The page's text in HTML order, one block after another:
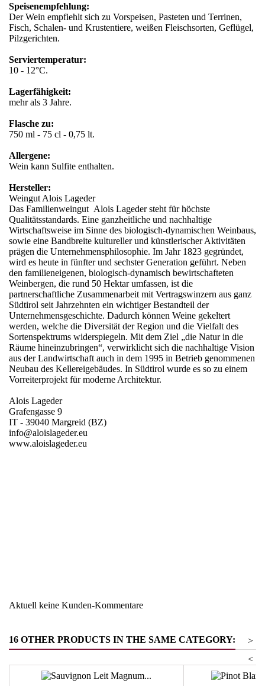
Speisenempfehlung:
Der Wein empfiehlt sich zu Vorspeisen, Pasteten und Terrinen,
Fisch, Schalen- und Krustentiere, weißen Fleischsorten, Geflügel,
Pilzgerichten.
Serviertemperatur:
10 - 12°C.
Lagerfähigkeit:
mehr als 3 Jahre.
Flasche zu:
750 ml - 75 cl - 0,75 lt.
Allergene:
Wein kann Sulfite enthalten.
Hersteller:
Weingut Alois Lageder
Das Familienweingut Alois Lageder steht für höchste
Qualitätsstandards. Eine ganzheitliche und nachhaltige
Wirtschaftsweise im Sinne des biologisch-dynamischen Weinbaus,
sowie eine Bandbreite kultureller und künstlerischer Aktivitäten
prägen die Unternehmensphilosophie. Im Jahr 1823 gegründet,
wird es heute in fünfter und sechster Generation geführt. Neben
den familieneigenen, biologisch-dynamisch bewirtschafteten
Weinbergen, die rund 50 Hektar umfassen, ist die
partnerschaftliche Zusammenarbeit mit Vertragswinzern aus ganz
Südtirol seit Jahrzehnten ein wichtiger Bestandteil der
Unternehmensgeschichte. Dadurch können Weine gekeltert
werden, welche die Diversität der Region und die Vielfalt des
Sortenspektrums widerspiegeln. Mit dem Ziel „die Natur in die
Räume hineinzubringen“, verwirklicht sich die nachhaltige Vision
aus der Landwirtschaft auch in dem 1995 in Betrieb genommenen
Neubau des Kellereigebäudes. In Südtirol wurde es so zu einem
Vorreiterprojekt für moderne Architektur.
Alois Lageder
Grafengasse 9
IT - 39040 Margreid (BZ)
info@aloislageder.eu
www.aloislageder.eu
Aktuell keine Kunden-Kommentare
16 OTHER PRODUCTS IN THE SAME CATEGORY:
>
<